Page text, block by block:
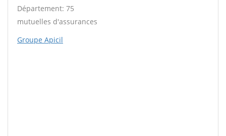
Département: 75
mutuelles d'assurances
Groupe Apicil